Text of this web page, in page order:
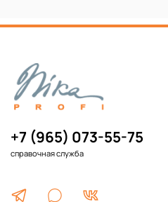
+7 (965) 073-55-75
справочная служба